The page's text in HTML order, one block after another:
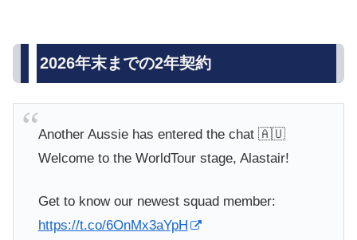
2026年末までの2年契約
Another Aussie has entered the chat 🇦🇺
Welcome to the WorldTour stage, Alastair!
Get to know our newest squad member:
https://t.co/6OnMx3aYpH